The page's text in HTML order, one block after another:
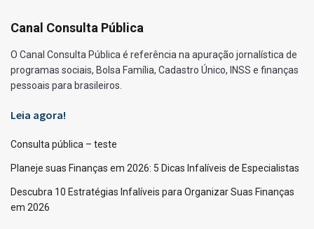
Canal Consulta Pública
O Canal Consulta Pública é referência na apuração jornalística de
programas sociais, Bolsa Família, Cadastro Único, INSS e finanças
pessoais para brasileiros.
Leia agora!
Consulta pública – teste
Planeje suas Finanças em 2026: 5 Dicas Infalíveis de Especialistas
Descubra 10 Estratégias Infalíveis para Organizar Suas Finanças
em 2026